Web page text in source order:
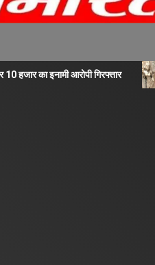
हजार का इनामी आरोपी गिरफ्तार